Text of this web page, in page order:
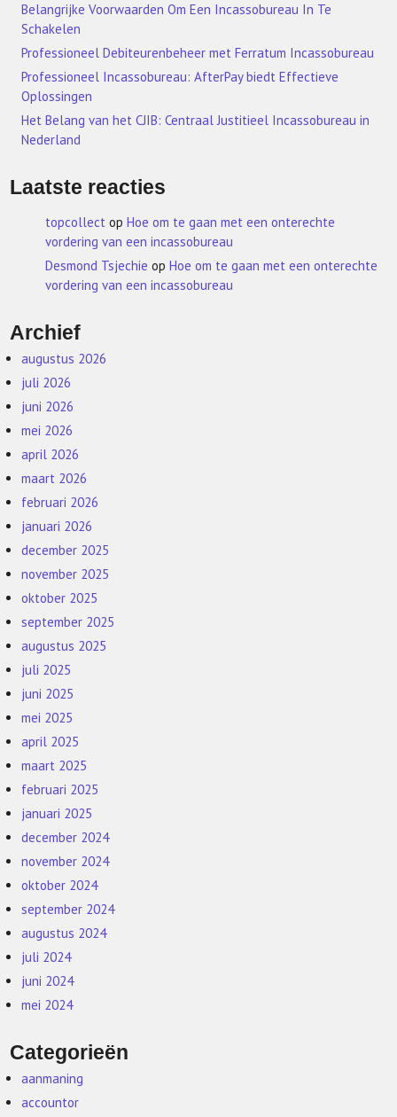
Belangrijke Voorwaarden Om Een Incassobureau In Te
Schakelen
Professioneel Debiteurenbeheer met Ferratum Incassobureau
Professioneel Incassobureau: AfterPay biedt Effectieve
Oplossingen
Het Belang van het CJIB: Centraal Justitieel Incassobureau in
Nederland
Laatste reacties
topcollect opHoe om te gaan met een onterechte
vordering van een incassobureau
Desmond Tsjechie opHoe om te gaan met een onterechte
vordering van een incassobureau
Archief
augustus 2026
juli 2026
juni 2026
mei 2026
april 2026
maart 2026
februari 2026
januari 2026
december 2025
november 2025
oktober 2025
september 2025
augustus 2025
juli 2025
juni 2025
mei 2025
april 2025
maart 2025
februari 2025
januari 2025
december 2024
november 2024
oktober 2024
september 2024
augustus 2024
juli 2024
juni 2024
mei 2024
Categorieën
aanmaning
accountor